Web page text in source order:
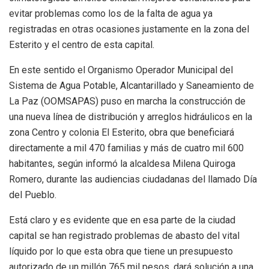
evitar problemas como los de la falta de agua ya
registradas en otras ocasiones justamente en la zona del
Esterito y el centro de esta capital.
En este sentido el Organismo Operador Municipal del
Sistema de Agua Potable, Alcantarillado y Saneamiento de
La Paz (OOMSAPAS) puso en marcha la construcción de
una nueva línea de distribución y arreglos hidráulicos en la
zona Centro y colonia El Esterito, obra que beneficiará
directamente a mil 470 familias y más de cuatro mil 600
habitantes, según informó la alcaldesa Milena Quiroga
Romero, durante las audiencias ciudadanas del llamado Día
del Pueblo.
Está claro y es evidente que en esa parte de la ciudad
capital se han registrado problemas de abasto del vital
líquido por lo que esta obra que tiene un presupuesto